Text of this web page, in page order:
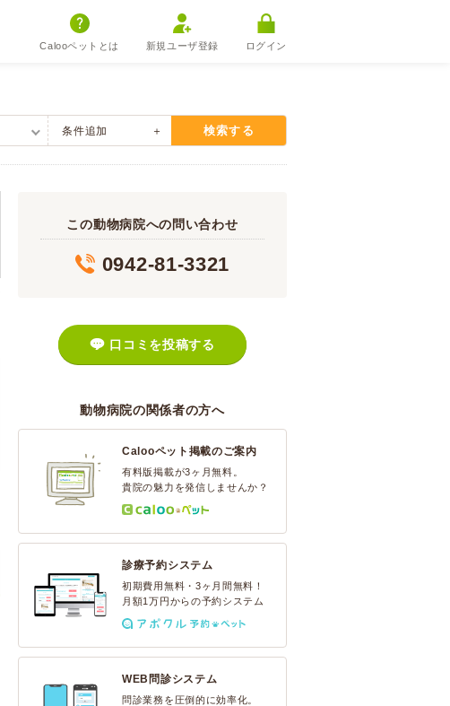
Calooペットとは 新規ユーザ登録 ログイン
条件追加 検索する
この動物病院への問い合わせ
0942-81-3321
口コミを投稿する
動物病院の関係者の方へ
Calooペット掲載のご案内
有料版掲載が3ヶ月無料。
貴院の魅力を発信しませんか？
診療予約システム
初期費用無料・3ヶ月間無料！
月額1万円からの予約システム
WEB問診システム
問診業務を圧倒的に効率化。